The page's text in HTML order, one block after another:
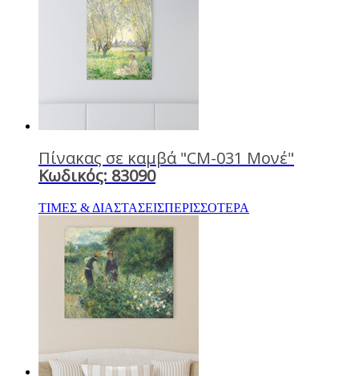
Πίνακας σε καμβά "CM-031 Μονέ"
Κωδικός: 83090
ΤΙΜΕΣ & ΔΙΑΣΤΑΣΕΙΣΠΕΡΙΣΣΟΤΕΡΑ